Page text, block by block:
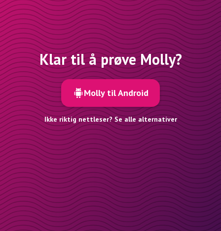
Klar til å prøve Molly?
Molly til Android
Ikke riktig nettleser? Se alle alternativer